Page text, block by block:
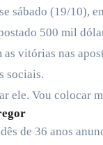
sábado (19/10),
500 mil
as vitórias nas
sociais.
ele. Vou colocar
de 36 anos